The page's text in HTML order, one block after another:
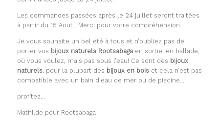
Les commandes passées après le 24 juillet seront traitées
à partir du 15 Aout. Merci pour votre compréhension.
Je vous souhaite un bel été à tous et n’oubliez pas de
porter vos bijoux naturels Rootsabagaen sortie, en ballade,
où vous voulez, mais pas sous l’eau! Ce sont des bijoux
naturels, pour la plupart des bijoux en bois et cela n’est pas
compatible avec un bain d’eau de mer ou de piscine…
profitez…
Mathilde pour Rootsabaga